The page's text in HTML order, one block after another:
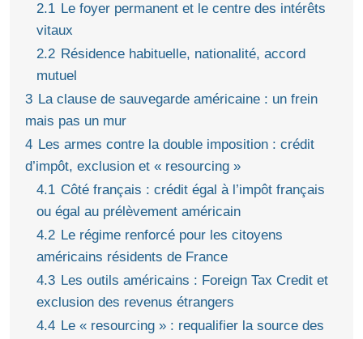
2.1 Le foyer permanent et le centre des intérêts
vitaux
2.2 Résidence habituelle, nationalité, accord
mutuel
3 La clause de sauvegarde américaine : un frein
mais pas un mur
4 Les armes contre la double imposition : crédit
d’impôt, exclusion et « resourcing »
4.1 Côté français : crédit égal à l’impôt français
ou égal au prélèvement américain
4.2 Le régime renforcé pour les citoyens
américains résidents de France
4.3 Les outils américains : Foreign Tax Credit et
exclusion des revenus étrangers
4.4 Le « resourcing » : requalifier la source des